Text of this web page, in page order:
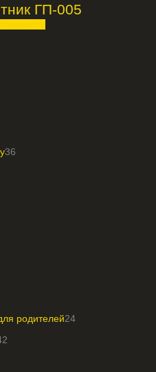
ГП-005
36
родителей24